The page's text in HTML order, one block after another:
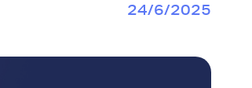
24/6/2025